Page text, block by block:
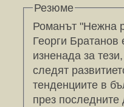
Резюме
Романът "Нежна
Георги Братанов
изненада за
следят
тенденциите в
през последните